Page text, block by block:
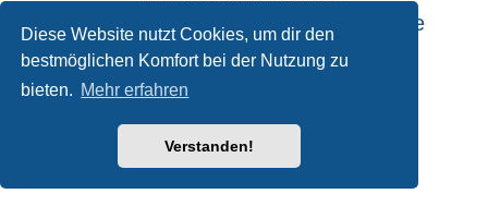
Diese Website nutzt Cookies, um dir den
bestmöglichen Komfort bei der Nutzung zu
bieten. Mehr erfahren
Verstanden!
Impressum und Datenschutzhinweise